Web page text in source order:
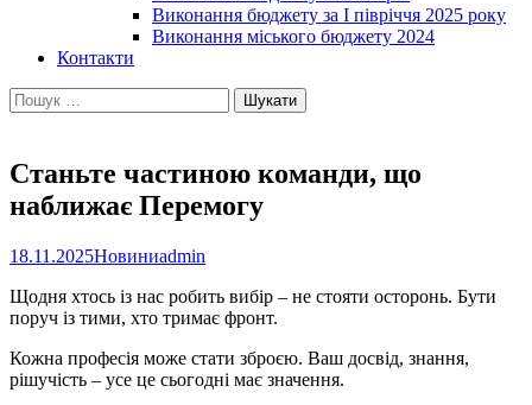
Виконання бюджету за І півріччя 2025 року
Виконання міського бюджету 2024
Контакти
Пошук:
Станьте частиною команди, що
наближає Перемогу
18.11.2025Новиниadmin
Щодня хтось із нас робить вибір – не стояти осторонь. Бути
поруч із тими, хто тримає фронт.
Кожна професія може стати зброєю. Ваш досвід, знання,
рішучість – усе це сьогодні має значення.